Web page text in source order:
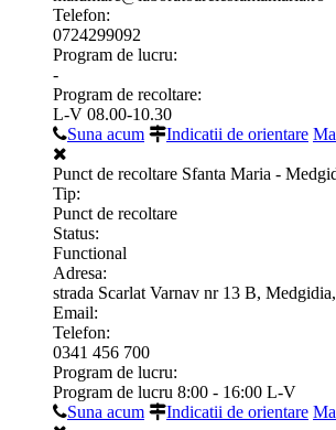
Telefon:
0724299092
Program de lucru:
-
Program de recoltare:
L-V 08.00-10.30
Suna acum
Indicatii de orientare
Punct de recoltare Sfanta Maria -
Tip:
Punct de recoltare
Status:
Functional
Adresa:
strada Scarlat Varnav nr 13 B,
Email:
Telefon:
0341 456 700
Program de lucru:
Program de lucru 8:00 - 16:00 L-V
Suna acum
Indicatii de orientare